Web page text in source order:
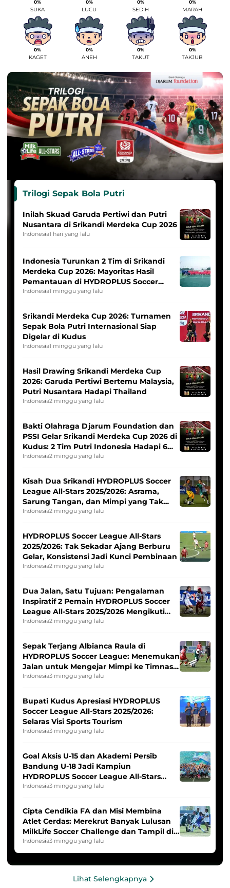
0%
SUKA
0%
LUCU
0%
SEDIH
0%
MARAH
0%
KAGET
0%
ANEH
0%
TAKUT
0%
TAKJUB
Trilogi Sepak Bola Putri
Inilah Skuad Garuda Pertiwi dan Putri
Nusantara di Srikandi Merdeka Cup 2026
Indonesia1 hari yang lalu
Indonesia Turunkan 2 Tim di Srikandi
Merdeka Cup 2026: Mayoritas Hasil
Pemantauan di HYDROPLUS Soccer
League
Indonesia1 minggu yang lalu
Srikandi Merdeka Cup 2026: Turnamen
Sepak Bola Putri Internasional Siap
Digelar di Kudus
Indonesia1 minggu yang lalu
Hasil Drawing Srikandi Merdeka Cup
2026: Garuda Pertiwi Bertemu Malaysia,
Putri Nusantara Hadapi Thailand
Indonesia2 minggu yang lalu
Bakti Olahraga Djarum Foundation dan
PSSI Gelar Srikandi Merdeka Cup 2026 di
Kudus: 2 Tim Putri Indonesia Hadapi 6
Tim Asia
Indonesia2 minggu yang lalu
Kisah Dua Srikandi HYDROPLUS Soccer
League All-Stars 2025/2026: Asrama,
Sarung Tangan, dan Mimpi yang Tak
Pernah Padam
Indonesia2 minggu yang lalu
HYDROPLUS Soccer League All-Stars
2025/2026: Tak Sekadar Ajang Berburu
Gelar, Konsistensi Jadi Kunci Pembinaan
Indonesia2 minggu yang lalu
Dua Jalan, Satu Tujuan: Pengalaman
Inspiratif 2 Pemain HYDROPLUS Soccer
League All-Stars 2025/2026 Mengikuti
Seleksi Timnas Indonesia Putri
Indonesia2 minggu yang lalu
Sepak Terjang Albianca Raula di
HYDROPLUS Soccer League: Menemukan
Jalan untuk Mengejar Mimpi ke Timnas
Indonesia Putri
Indonesia3 minggu yang lalu
Bupati Kudus Apresiasi HYDROPLUS
Soccer League All-Stars 2025/2026:
Selaras Visi Sports Tourism
Indonesia3 minggu yang lalu
Goal Aksis U-15 dan Akademi Persib
Bandung U-18 Jadi Kampiun
HYDROPLUS Soccer League All-Stars
2025/2026
Indonesia3 minggu yang lalu
Cipta Cendikia FA dan Misi Membina
Atlet Cerdas: Merekrut Banyak Lulusan
MilkLife Soccer Challenge dan Tampil di
HYDROPLUS Soccer League
Indonesia3 minggu yang lalu
Lihat Selengkapnya